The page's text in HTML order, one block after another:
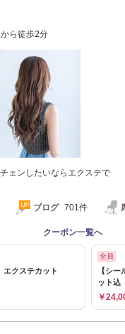
から徒歩2分
ェンしたいならエクステで
ブログ 701件
クーポン一覧へ
クステカット
全員
【シ
ット
￥